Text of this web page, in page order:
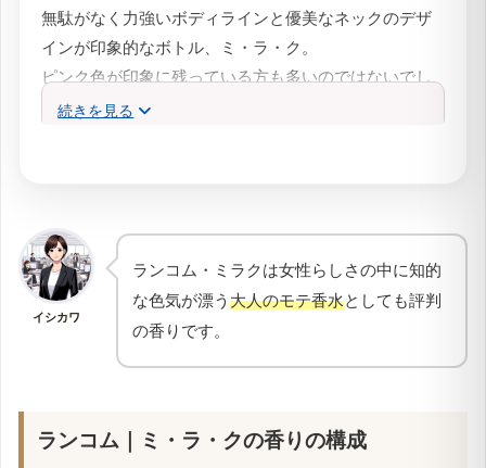
無駄がなく力強いボディラインと優美なネックのデザ
インが印象的なボトル、ミ・ラ・ク。
ピンク色が印象に残っている方も多いのではないでし
ょうか？
ミ・ラ・ク
ボトルが薄く、軽いのも特徴です。
アトマイザーを持っていなくても持ち運びやすいと評
判のデザインです。
1930年代にフランスのクリスタルメーカー・ラリック
ザインされたクリーンで
モダン的な印象のボトル
サスティナビリティへの意識も高く
続きを見る
イシカワ
ランコム・ミラクは女性らしさの中に知的
な色気が漂う 大人のモテ香水としても評判
の香りです。
ランコム｜ミ・ラ・クの香りの構成